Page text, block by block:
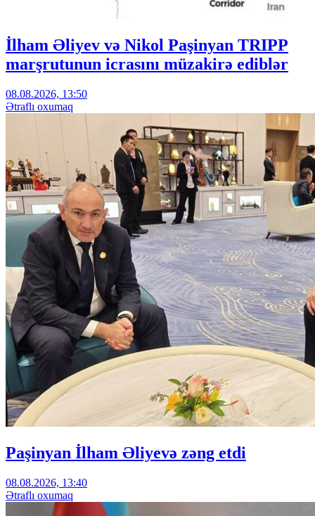
İlham Əliyev və Nikol Paşinyan TRIPP
marşrutunun icrasını müzakirə ediblər
08.08.2026, 13:50
Ətraflı oxumaq
Paşinyan İlham Əliyevə zəng etdi
08.08.2026, 13:40
Ətraflı oxumaq